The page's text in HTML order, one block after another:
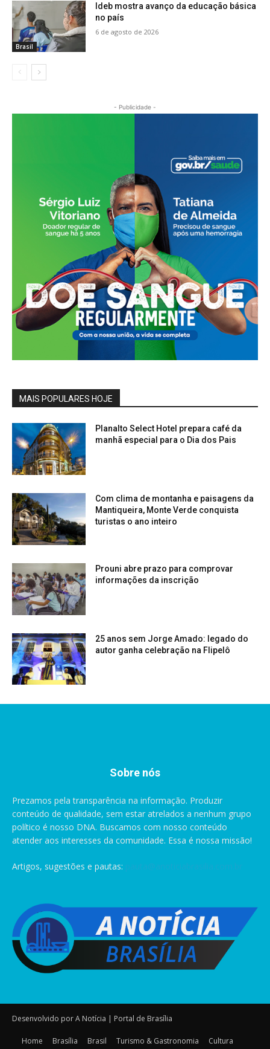
Brasil
Ideb mostra avanço da educação básica
no país
6 de agosto de 2026
- Publicidade -
MAIS POPULARES HOJE
Planalto Select Hotel prepara café da
manhã especial para o Dia dos Pais
Com clima de montanha e paisagens da
Mantiqueira, Monte Verde conquista
turistas o ano inteiro
Prouni abre prazo para comprovar
informações da inscrição
25 anos sem Jorge Amado: legado do
autor ganha celebração na Flipelô
Sobre nós
Prezamos pela transparência na informação. Produzir
conteúdo de qualidade, sem estar atrelados a nenhum grupo
político é nosso DNA. Buscamos com nosso conteúdo
atender aos interesses da comunidade. Essa é nossa missão!
Artigos, sugestões e pautas: pauta@anoticiabrasilia.com.br
Desenvolvido por A Notícia | Portal de Brasília
Home Brasília Brasil Turismo & Gastronomia
Cultura